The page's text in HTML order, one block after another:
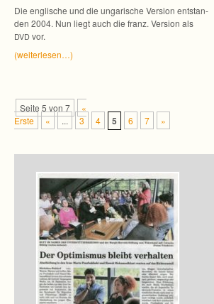
Die eng­li­sche und die unga­ri­sche Ver­sion ent­stan­
den 2004. Nun liegt auch die franz. Ver­sion als
DVD vor.
(wei­ter­le­sen…)
Seite 5 von 7
«
Erste
« ... 3 4 5 6 7 »